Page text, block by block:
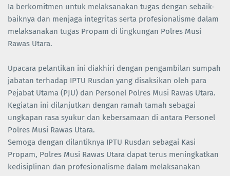
Ia berkomitmen untuk melaksanakan tugas dengan sebaik-
baiknya dan menjaga integritas serta profesionalisme dalam
melaksanakan tugas Propam di lingkungan Polres Musi
Rawas Utara.
Upacara pelantikan ini diakhiri dengan pengambilan sumpah
jabatan terhadap IPTU Rusdan yang disaksikan oleh para
Pejabat Utama (PJU) dan Personel Polres Musi Rawas Utara.
Kegiatan ini dilanjutkan dengan ramah tamah sebagai
ungkapan rasa syukur dan kebersamaan di antara Personel
Polres Musi Rawas Utara.
Semoga dengan dilantiknya IPTU Rusdan sebagai Kasi
Propam, Polres Musi Rawas Utara dapat terus meningkatkan
kedisiplinan dan profesionalisme dalam melaksanakan